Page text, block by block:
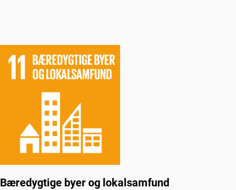
Bæredygtige byer og lokalsamfund